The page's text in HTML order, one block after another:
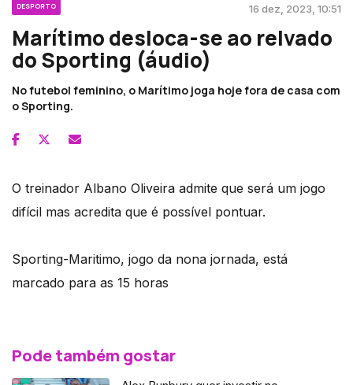
DESPORTO 16 dez, 2023, 10:51
Marítimo desloca-se ao relvado
do Sporting (áudio)
No futebol feminino, o Marítimo joga hoje fora de casa com
o Sporting.
O treinador Albano Oliveira admite que será um jogo
difícil mas acredita que é possível pontuar.
Sporting-Maritimo, jogo da nona jornada, está
marcado para as 15 horas
Pode também gostar